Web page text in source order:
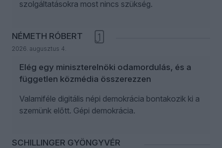
szolgáltatásokra most nincs szükség.
NÉMETH RÓBERT
2026. augusztus 4.
1
Elég egy miniszterelnöki odamordulás, és a
független közmédia összerezzen
Valamiféle digitális népi demokrácia bontakozik ki a
szemünk előtt. Gépi demokrácia.
SCHILLINGER GYÖNGYVÉR